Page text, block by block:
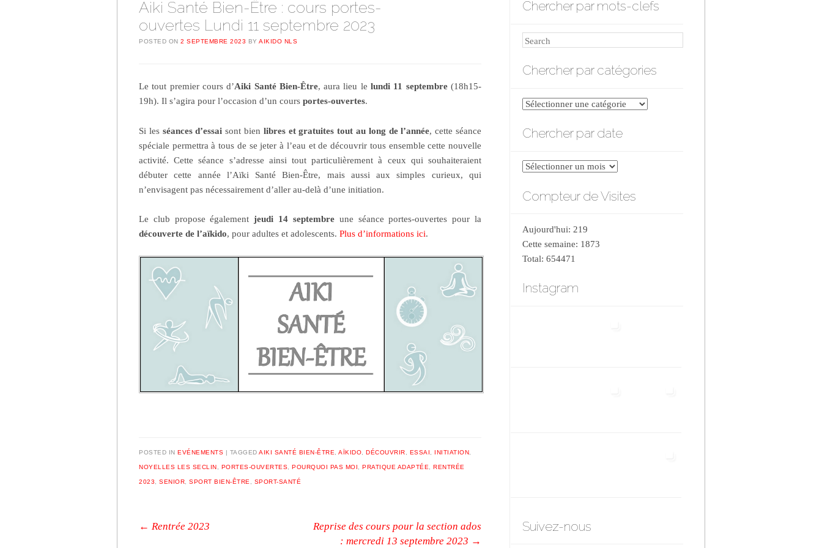
Aiki Santé Bien-Être : cours portes-
ouvertes Lundi 11 septembre 2023
POSTED ON 2 SEPTEMBRE 2023 BY AIKIDO NLS
Le tout premier cours d’Aiki Santé Bien-Être, aura lieu lelundi 11 septembre(18h15-
19h). Il s’agira pour l’occasion d’un cours portes-ouvertes.
Si les séances d’essai sont bien libres et gratuites tout au long de l’année, cette séance
spéciale permettra à tous de se jeter à l’eau et de découvrir tous ensemble cette nouvelle
activité. Cette séance s’adresse ainsi tout particulièrement à ceux qui souhaiteraient
débuter cette année l’Aïki Santé Bien-Être, mais aussi aux simples curieux, qui
n’envisagent pas nécessairement d’aller au-delà d’une initiation.
Le club propose égalementjeudi 14 septembreune séance portes-ouvertes pour la
découverte de l’aïkido, pour adultes et adolescents. Plus d’informations ici.
POSTED IN EVÉNEMENTS | TAGGED AIKI SANTÉ BIEN-ÊTRE, AÏKIDO, DÉCOUVRIR, ESSAI, INITIATION,
NOYELLES LES SECLIN, PORTES-OUVERTES, POURQUOI PAS MOI, PRATIQUE ADAPTÉE, RENTRÉE
2023, SENIOR, SPORT BIEN-ÊTRE, SPORT-SANTÉ
Post navigation
← Rentrée 2023
Reprise des cours pour la section ados
: mercredi 13 septembre 2023 →
Chercher par mots-clefs
Search
Chercher par catégories
Chercher
catégories
Chercher par date
Chercher
date
Compteur de Visites
Aujourd'hui: 219
Cette semaine: 1873
Total: 654471
Instagram
Suivez-nous